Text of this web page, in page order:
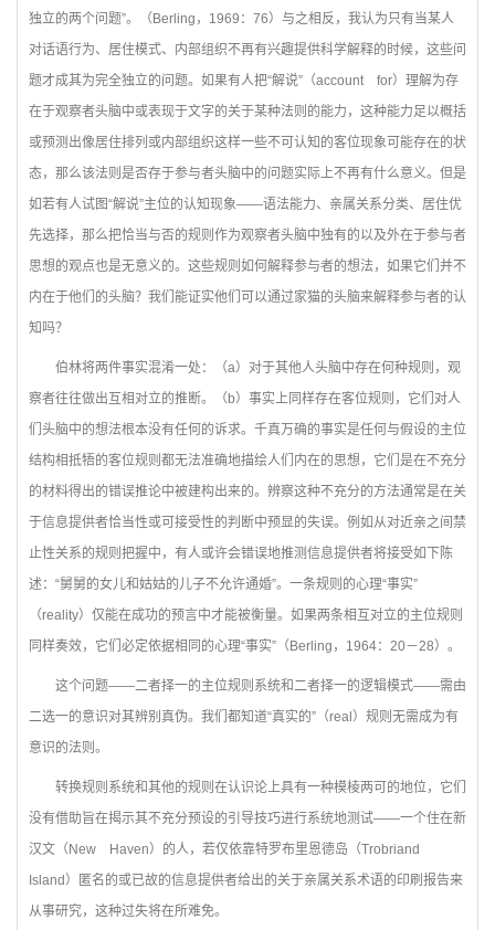
独立的两个问题”。（Berling，1969：76）与之相反，我认为只有当某人
对话语行为、居住模式、内部组织不再有兴趣提供科学解释的时候，这些问
题才成其为完全独立的问题。如果有人把“解说”（account for）理解为存
在于观察者头脑中或表现于文字的关于某种法则的能力，这种能力足以概括
或预测出像居住排列或内部组织这样一些不可认知的客位现象可能存在的状
态，那么该法则是否存于参与者头脑中的问题实际上不再有什么意义。但是
如若有人试图“解说”主位的认知现象——语法能力、亲属关系分类、居住优
先选择，那么把恰当与否的规则作为观察者头脑中独有的以及外在于参与者
思想的观点也是无意义的。这些规则如何解释参与者的想法，如果它们并不
内在于他们的头脑？我们能证实他们可以通过家猫的头脑来解释参与者的认
知吗？
伯林将两件事实混淆一处：（a）对于其他人头脑中存在何种规则，观
察者往往做出互相对立的推断。（b）事实上同样存在客位规则，它们对人
们头脑中的想法根本没有任何的诉求。千真万确的事实是任何与假设的主位
结构相抵牾的客位规则都无法准确地描绘人们内在的思想，它们是在不充分
的材料得出的错误推论中被建构出来的。辨察这种不充分的方法通常是在关
于信息提供者恰当性或可接受性的判断中预显的失误。例如从对近亲之间禁
止性关系的规则把握中，有人或许会错误地推测信息提供者将接受如下陈
述：“舅舅的女儿和姑姑的儿子不允许通婚”。一条规则的心理“事实”
（reality）仅能在成功的预言中才能被衡量。如果两条相互对立的主位规则
同样奏效，它们必定依据相同的心理“事实”（Berling，1964：20－28）。
这个问题——二者择一的主位规则系统和二者择一的逻辑模式——需由
二选一的意识对其辨别真伪。我们都知道“真实的”（real）规则无需成为有
意识的法则。
转换规则系统和其他的规则在认识论上具有一种模棱两可的地位，它们
没有借助旨在揭示其不充分预设的引导技巧进行系统地测试——一个住在新
汉文（New Haven）的人，若仅依靠特罗布里恩德岛（Trobriand
Island）匿名的或已故的信息提供者给出的关于亲属关系术语的印刷报告来
从事研究，这种过失将在所难免。